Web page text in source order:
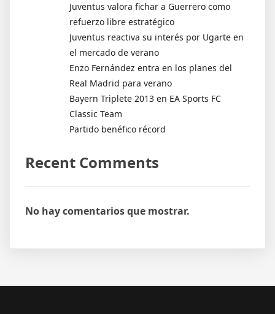
Juventus valora fichar a Guerrero como
refuerzo libre estratégico
Juventus reactiva su interés por Ugarte en
el mercado de verano
Enzo Fernández entra en los planes del
Real Madrid para verano
Bayern Triplete 2013 en EA Sports FC
Classic Team
Partido benéfico récord
Recent Comments
No hay comentarios que mostrar.